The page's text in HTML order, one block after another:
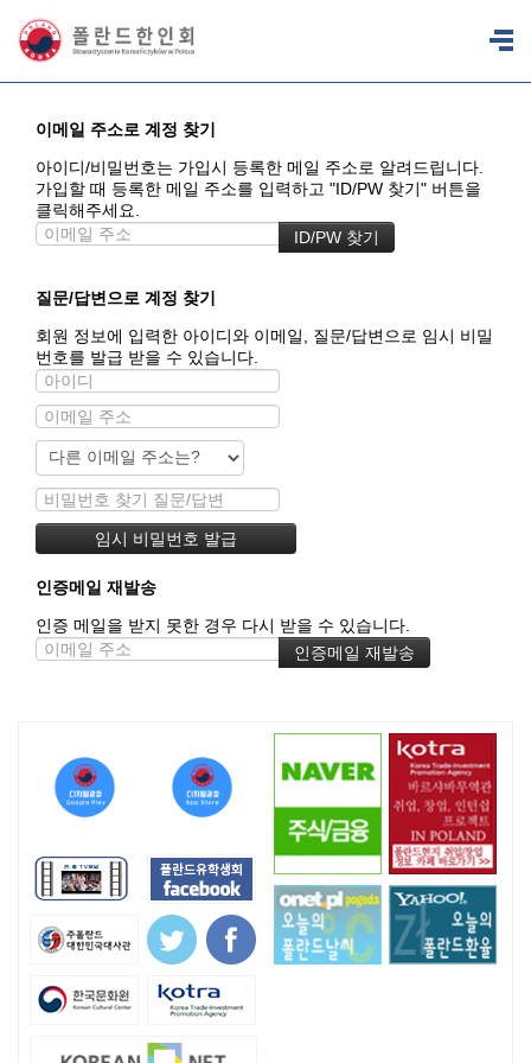
이메일 주소로 계정 찾기
아이디/비밀번호는 가입시 등록한 메일 주소로 알려드립니다.
가입할 때 등록한 메일 주소를 입력하고 "ID/PW 찾기" 버튼을
클릭해주세요.
질문/답변으로 계정 찾기
회원 정보에 입력한 아이디와 이메일, 질문/답변으로 임시 비밀
번호를 발급 받을 수 있습니다.
인증메일 재발송
인증 메일을 받지 못한 경우 다시 받을 수 있습니다.